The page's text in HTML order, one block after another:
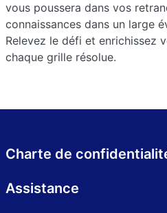
vous poussera dans vos
connaissances dans un large
Relevez le défi et enrichissez
chaque grille résolue.
Charte de
Assistance